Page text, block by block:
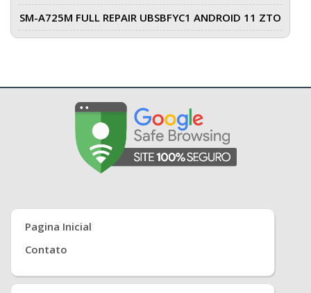
SM-A725M FULL REPAIR UBSBFYC1 ANDROID 11 ZTO
Pagina Inicial
Contato